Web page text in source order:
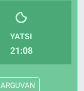
YATSI
21:08
ARGUVAN